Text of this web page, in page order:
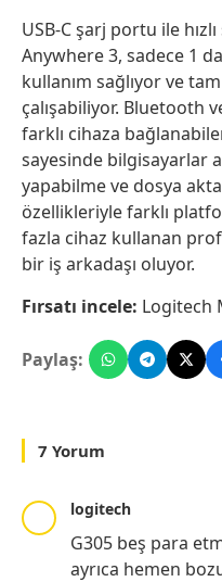
USB-C şarj portu ile
Anywhere 3, sadece 1
kullanım sağlıyor ve
çalışabiliyor. Bluetooth
farklı cihaza
sayesinde bilgisayarlar
yapabilme ve dosya
özellikleriyle farklı
fazla cihaz kullanan
bir iş arkadaşı oluyor.
Fırsatı incele: Logitech
Paylaş:
7 Yorum
logitech
G305 beş para
ayrıca hemen